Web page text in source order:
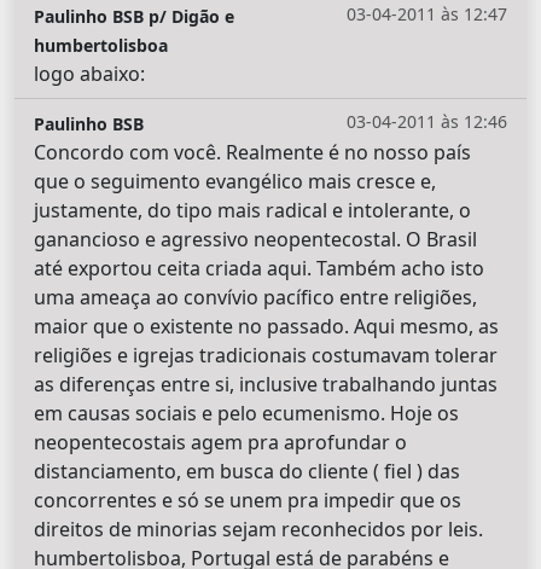
03-04-2011 às 12:47
Paulinho BSB p/ Digão e
humbertolisboa
logo abaixo:
03-04-2011 às 12:46
Paulinho BSB
Concordo com você. Realmente é no nosso país
que o seguimento evangélico mais cresce e,
justamente, do tipo mais radical e intolerante, o
ganancioso e agressivo neopentecostal. O Brasil
até exportou ceita criada aqui. Também acho isto
uma ameaça ao convívio pacífico entre religiões,
maior que o existente no passado. Aqui mesmo, as
religiões e igrejas tradicionais costumavam tolerar
as diferenças entre si, inclusive trabalhando juntas
em causas sociais e pelo ecumenismo. Hoje os
neopentecostais agem pra aprofundar o
distanciamento, em busca do cliente ( fiel ) das
concorrentes e só se unem pra impedir que os
direitos de minorias sejam reconhecidos por leis.
humbertolisboa, Portugal está de parabéns e